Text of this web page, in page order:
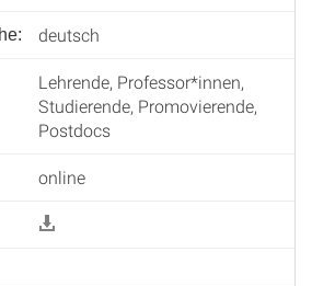
deutsch
Lehrende, Professor*innen,
Studierende, Promovierende,
Postdocs
online